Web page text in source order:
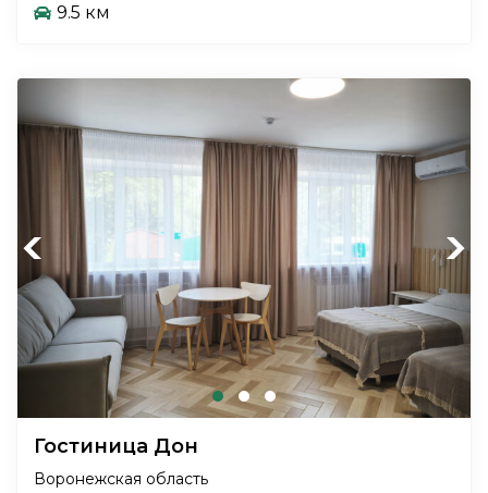
9.5 км
Previous Next
Гостиница Дон
Воронежская область